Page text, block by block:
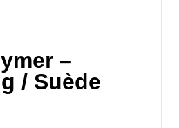
–
/ Suède